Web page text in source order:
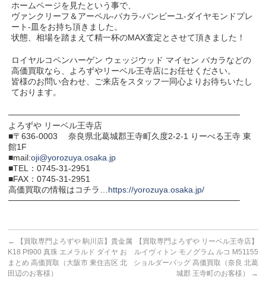
ホームページを見たという事で、
ヴァンクリーフ＆アーペル-バカラ-パンピーユ-ダイヤモンドプレ
ート-皿をお持ち頂きました。
状態、相場を踏まえて精一杯のMAX査定とさせて頂きました！
ロイヤルコペンハーゲン ウェッジウッド マイセン バカラなどの
高価買取なら、よろずやリーベル王寺店にお任せください。
皆様のお問い合わせ、ご来店をスタッフ一同心よりお待ちいたし
ております。
───────────────────────────────────────
よろずや リーベル王寺店
■〒636-0003 奈良県北葛城郡王寺町久度2-2-1 りーべる王寺 東
館1F
■mail:oji@yorozuya.osaka.jp
■TEL：0745-31-2951
■FAX：0745-31-2951
高価買取の情報はコチラ… https://yorozuya.osaka.jp/
───────────────────────────────────────
←
【買取専門よろずや 駒川店】貴金属
K18 Pt900 真珠 エメラルド ダイヤ お
まとめ 高価買取（大阪市 東住吉区 北
田辺のお客様）
【買取専門よろずや リーベル王寺店】
ルイヴィトン モノグラム ルコ M51155
ショルダーバッグ 高価買取（奈良 北葛
城郡 王寺町のお客様）
→